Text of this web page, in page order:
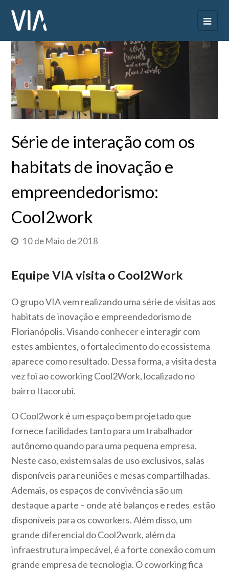
Série de interação com os
habitats de inovação e
empreendedorismo:
Cool2work
10 de Maio de 2018
Equipe VIA visita o Cool2Work
O grupo VIA vem realizando uma série de visitas aos
habitats de inovação e empreendedorismo de
Florianópolis. Visando conhecer e interagir com
estes ambientes, o fortalecimento do ecossistema
aparece como resultado. Dessa forma, a visita desta
vez foi ao coworking Cool2Work, localizado no
bairro Itacorubi.
O Cool2work é um espaço bem projetado que
fornece facilidades tanto para um trabalhador
autônomo quando para uma pequena empresa.
Neste caso, existem salas de uso exclusivos, salas
disponíveis para reuniões e mesas compartilhadas.
Ademais, os espaços de convivência são um
destaque a parte – onde até balanços e redes estão
disponíveis para os coworkers. Além disso, um
grande diferencial do Cool2work, além da
infraestrutura impecável, é a forte conexão com um
grande empresa de tecnologia. O coworking fica